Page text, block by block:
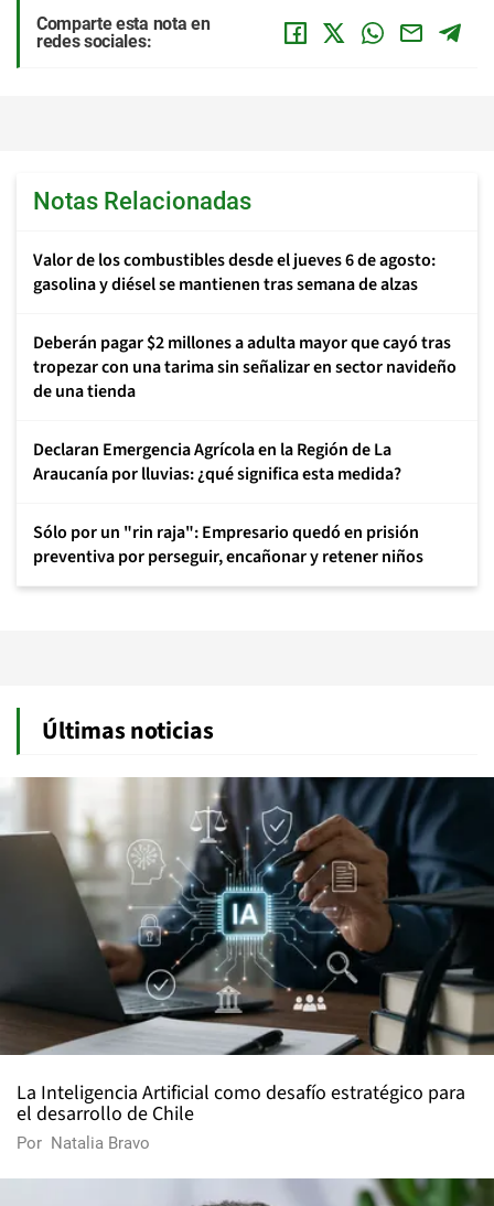
Comparte esta nota en
redes sociales:
Notas Relacionadas
Valor de los combustibles desde el jueves 6 de agosto:
gasolina y diésel se mantienen tras semana de alzas
Deberán pagar $2 millones a adulta mayor que cayó tras
tropezar con una tarima sin señalizar en sector navideño
de una tienda
Declaran Emergencia Agrícola en la Región de La
Araucanía por lluvias: ¿qué significa esta medida?
Sólo por un "rin raja": Empresario quedó en prisión
preventiva por perseguir, encañonar y retener niños
Últimas noticias
La Inteligencia Artificial como desafío estratégico para
el desarrollo de Chile
Por Natalia Bravo